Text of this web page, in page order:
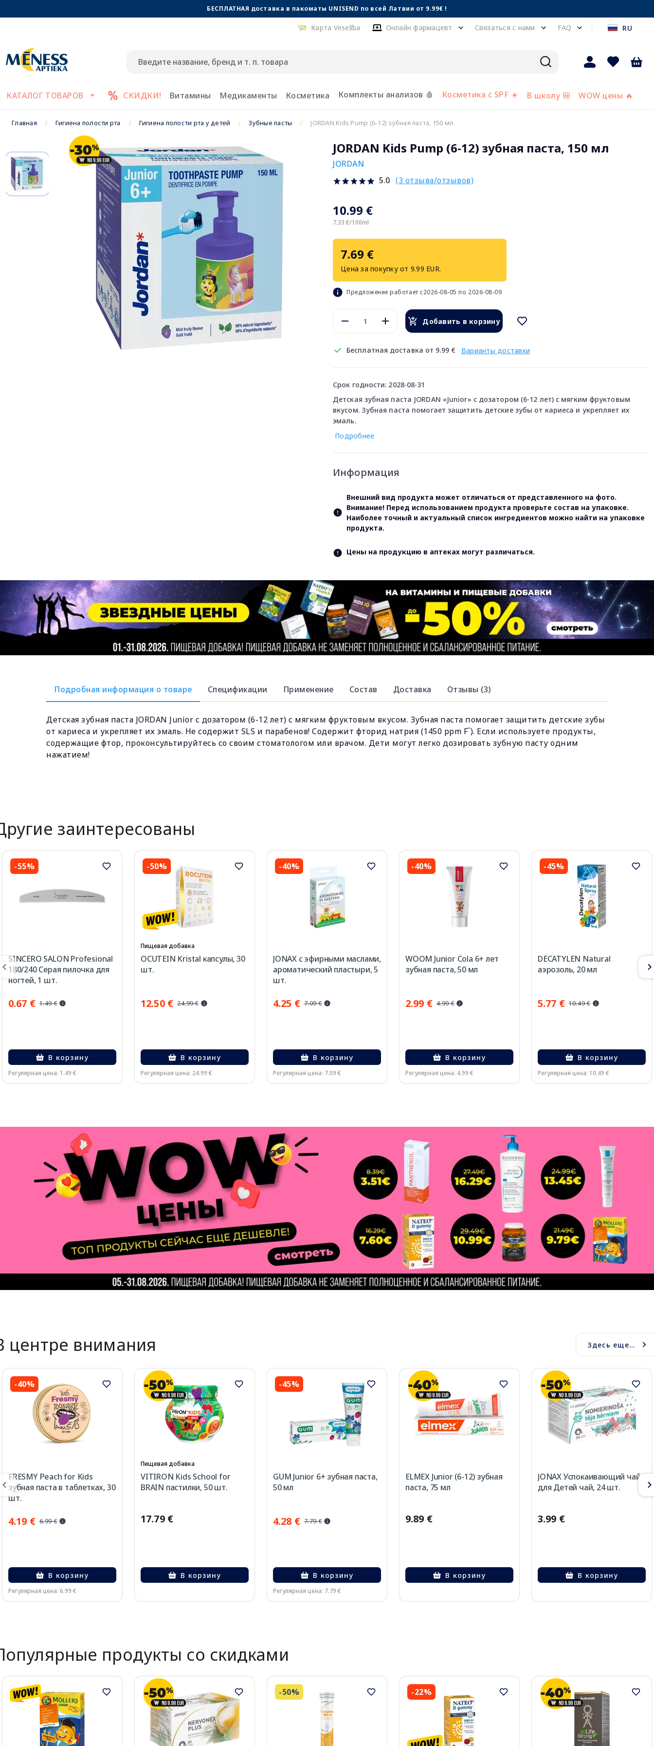
БЕСПЛАТНАЯ доставка в пакоматы UNISEND по всей Латвии от 9.99€ !
Карта Veselība Онлайн фармацевт Связаться с нами FAQ RU
КАТАЛОГ ТОВАРОВ СКИДКИ! Витамины Медикаменты Косметика Комплекты анализов 🩸 Косметика с SPF ☀️ В школу 🎒 WOW цены 🔥
Главная Гигиена полости рта Гигиена полости рта у детей Зубные пасты JORDAN Kids Pump (6-12) зубная паста, 150 мл
JORDAN Kids Pump (6-12) зубная паста, 150 мл
JORDAN
5.0 (3 отзыва/отзывов)
10.99 €
7.33 €/100ml
7.69 €
Цена за покупку от 9.99 EUR.
Предложение работает с2026-08-05 по 2026-08-09
Добавить в корзину
Бесплатная доставка от 9.99 € Варианты доставки
Срок годности: 2028-08-31
Детская зубная паста JORDAN «Junior» с дозатором (6-12 лет) с мягким фруктовым
вкусом. Зубная паста помогает защитить детские зубы от кариеса и укрепляет их
эмаль.
Подробнее
Информация
Внешний вид продукта может отличаться от представленного на фото.
Внимание! Перед использованием продукта проверьте состав на упаковке.
Наиболее точный и актуальный список ингредиентов можно найти на упаковке
продукта.
Цены на продукцию в аптеках могут различаться.
Подробная информация о товаре Спецификации Применение Состав Доставка Отзывы (3)
Детская зубная паста JORDAN Junior с дозатором (6-12 лет) с мягким фруктовым вкусом. Зубная паста помогает защитить детские зубы
от кариеса и укрепляет их эмаль. Не содержит SLS и парабенов! Содержит фторид натрия (1450 ppm F‾). Если используете продукты,
содержащие фтор, проконсультируйтесь со своим стоматологом или врачом. Дети могут легко дозировать зубную пасту одним
нажатием!
заинтересованы
-55%
SINCERO SALON Profesional
180/240 Серая пилочка для
ногтей, 1 шт.
0.67 € 1.49 €
В корзину
Регулярная цена: 1.49 €
-50%
Пищевая добавка
OCUTEIN Kristal капсулы, 30
шт.
12.50 € 24.99 €
В корзину
Регулярная цена: 24.99 €
-40%
JONAX с эфирными маслами,
aроматический пластыри, 5
шт.
4.25 € 7.09 €
В корзину
Регулярная цена: 7.09 €
-40%
WOOM Junior Cola 6+ лет
зубная паста, 50 мл
2.99 € 4.99 €
В корзину
Регулярная цена: 4.99 €
-45%
DECATYLEN Natural
аэрозоль, 20 мл
5.77 € 10.49 €
В корзину
Регулярная цена: 10.49 €
центре внимания Здесь еще...
-40%
FRESMY Peach for Kids
зубная паста в таблетках, 30
шт.
4.19 € 6.99 €
В корзину
Регулярная цена: 6.99 €
Пищевая добавка
VITIRON Kids School for
BRAIN пастилки, 50 шт.
17.79 €
В корзину
-45%
GUM Junior 6+ зубная паста,
50 мл
4.28 € 7.79 €
В корзину
Регулярная цена: 7.79 €
ELMEX Junior (6-12) зубная
паста, 75 мл
9.89 €
В корзину
JONAX Успокаивающий чай
для Детей чай, 24 шт.
3.99 €
В корзину
продукты со скидками
-50% -22%